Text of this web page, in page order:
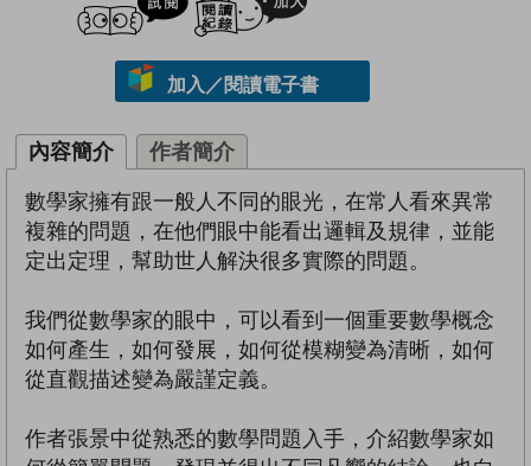
加入／閱讀電子書
內容簡介 作者簡介
數學家擁有跟一般人不同的眼光，在常人看來異常
複雜的問題，在他們眼中能看出邏輯及規律，並能
定出定理，幫助世人解決很多實際的問題。
我們從數學家的眼中，可以看到一個重要數學概念
如何產生，如何發展，如何從模糊變為清晰，如何
從直觀描述變為嚴謹定義。
作者張景中從熟悉的數學問題入手，介紹數學家如